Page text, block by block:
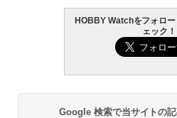
HOBBY Watchをフォロ
ェック！
Google 検索で当サイトの